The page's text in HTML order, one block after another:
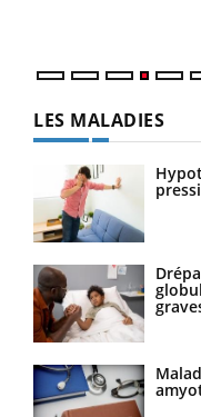
LES MALADIES